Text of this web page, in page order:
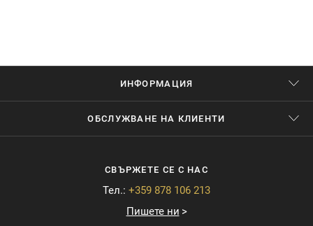
ИНФОРМАЦИЯ
ОБСЛУЖВАНЕ НА КЛИЕНТИ
СВЪРЖЕТЕ СЕ С НАС
Тел.: +359 878 106 213
Пишете ни